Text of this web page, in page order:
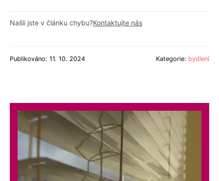
Našli jste v článku chybu?Kontaktujte nás
Publikováno: 11. 10. 2024 Kategorie: bydlení